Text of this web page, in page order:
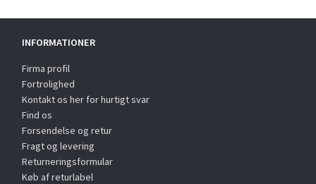
INFORMATIONER
Firma profil
Fortrolighed
Kontakt os her for hurtigt svar
Find os
Forsendelse og retur
Fragt og levering
Returneringsformular
Køb af returlabel